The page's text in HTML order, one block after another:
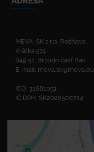
MEVA-SK s.r.o. Rožňava
Krátka 574
049 51, Brzotín časť Bak
E-mail: meva.sk@meva.eu
IČO: 31681051
IČ DPH: SK2020500724